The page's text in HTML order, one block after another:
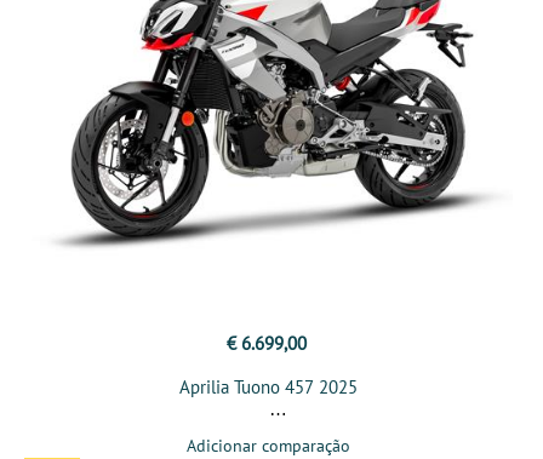
€ 6.699,00
Aprilia Tuono 457 2025
Adicionar comparação